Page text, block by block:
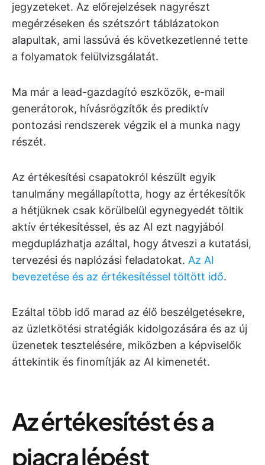
jegyzeteket. Az előrejelzések nagyrészt
megérzéseken és szétszórt táblázatokon
alapultak, ami lassúvá és következetlenné tette
a folyamatok felülvizsgálatát.
Ma már a lead-gazdagító eszközök, e-mail
generátorok, hívásrögzítők és prediktív
pontozási rendszerek végzik el a munka nagy
részét.
Az értékesítési csapatokról készült egyik
tanulmány megállapította, hogy az értékesítők
a hétjüknek csak körülbelül egynegyedét töltik
aktív értékesítéssel, és az AI ezt nagyjából
megduplázhatja azáltal, hogy átveszi a kutatási,
tervezési és naplózási feladatokat. Az AI
bevezetése és az értékesítéssel töltött idő.
Ezáltal több idő marad az élő beszélgetésekre,
az üzletkötési stratégiák kidolgozására és az új
üzenetek tesztelésére, miközben a képviselők
áttekintik és finomítják az AI kimenetét.
Az értékesítést és a
piacra lépést